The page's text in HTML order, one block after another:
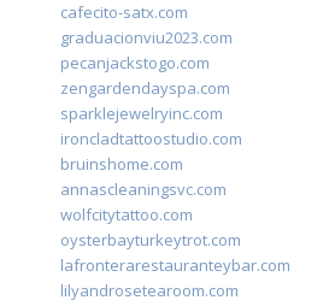
cafecito-satx.com
graduacionviu2023.com
pecanjackstogo.com
zengardendayspa.com
sparklejewelryinc.com
ironcladtattoostudio.com
bruinshome.com
annascleaningsvc.com
wolfcitytattoo.com
oysterbayturkeytrot.com
lafronterarestauranteybar.com
lilyandrosetearoom.com